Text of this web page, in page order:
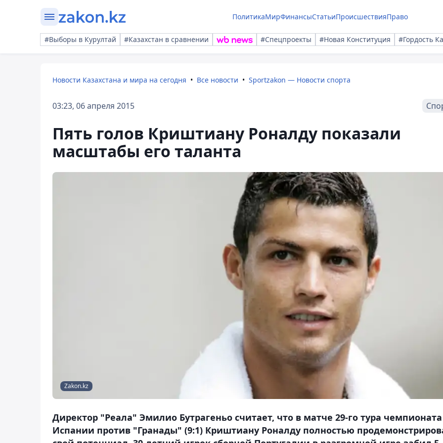
ПолитикаМирФинансыСтатьиПроисшествияПраво
#Выборы в Курултай #Казахстан в сравнении #Спецпроекты #Новая Конституция #Гордость
Новости Казахстана и мира на сегодня Все новости Sportzakon — Новости спорта
03:23, 06 апреля 2015
Пять голов Криштиану Роналду показали
масштабы его таланта
Zakon.kz
Директор "Реала" Эмилио Бутрагеньо считает, что в матче 29-го тура чемпионата
Испании против "Гранады" (9:1) Криштиану Роналду полностью